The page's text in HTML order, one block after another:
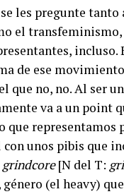
les pregunte
el
incluso.
de ese
que no, no. Al ser
va a un point
que
unos pibis que
grindcore[N del T:
(el heavy)